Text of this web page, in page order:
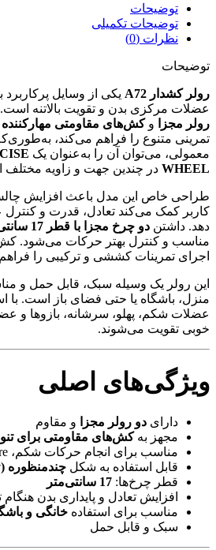
توضیحات
توضیحات تکمیلی
نظرات (0)
توضیحات
رولر کشدار A72
یکی از وسایل
عضلات مرکزی بدن و تقویت بالاتنه
رولر مجزا
وکش‌های مقاومتی مهارکننده
تمرینی متنوع را فراهم می‌کند،
معمولی، می‌توان آن را به‌عنوان یک
WHEEL در چندین جهت و زاویه مختلف
طراحی خاص این مدل باعث افزایش
کاربر کمک می‌کند تعادل، قدرت و
دهد. داشتن دو چرخ مجزا با قطر 17 سانتی‌متر
مناسب و کنترل بهتر حرکات می‌شود.
اجرای تمرینات کششی و ترکیبی را
این رولر یک وسیله سبک، قابل حمل و
منزل، باشگاه یا حتی فضای باز است. با
خوبی تقویت می‌شوند.
ویژگی‌های اصلی
دارای دو رولر مجزا
و مقاوم
مجهز بهکش‌های مقاومتی برای
مناسب برای انجام حرکات شکم، Core و بالاتنه
قابل استفاده به شکل چندمنظوره (Multi Way)
قطر چرخ‌ها: 17 سانتی‌متر
افزایش تعادل و پایداری بدن هنگام
مناسب برای استفاده خانگی و
سبک و قابل حمل